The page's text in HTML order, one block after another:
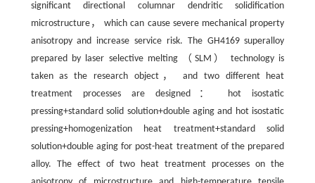
significant directional columnar dendritic solidification
microstructure， which can cause severe mechanical property
anisotropy and increase service risk. The GH4169 superalloy
prepared by laser selective melting （SLM） technology is
taken as the research object， and two different heat
treatment processes are designed： hot isostatic
pressing+standard solid solution+double aging and hot isostatic
pressing+homogenization heat treatment+standard solid
solution+double aging for post-heat treatment of the prepared
alloy. The effect of two heat treatment processes on the